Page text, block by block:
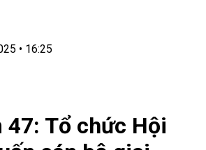
• 16:25
47: Tổ chức Hội